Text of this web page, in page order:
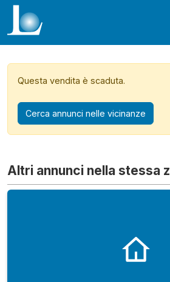
Questa vendita è scaduta.
Cerca annunci nelle vicinanze
Altri annunci nella stessa